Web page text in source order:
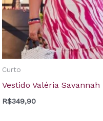
Curto
Vestido Valéria Savannah
R$349,90